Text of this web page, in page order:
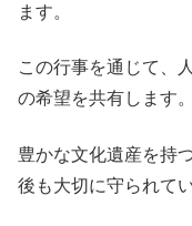
ます。
この行事を通じて、
の希望を共有します。
豊かな文化遺産を持
後も大切に守られて